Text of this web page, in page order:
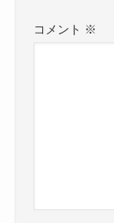
コメント ※